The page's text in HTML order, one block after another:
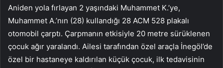
Aniden yola fırlayan 2 yaşındaki Muhammet K.’ye,
Muhammet A.’nın (28) kullandığı 28 ACM 528 plakalı
otomobil çarptı. Çarpmanın etkisiyle 20 metre sürüklenen
çocuk ağır yaralandı. Ailesi tarafından özel araçla İnegöl’de
özel bir hastaneye kaldırılan küçük çocuk, ilk tedavisinin